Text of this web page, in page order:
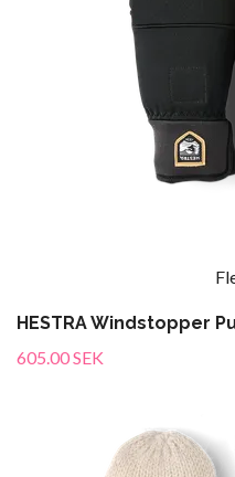
HESTRA Windstopper
605.00 SEK